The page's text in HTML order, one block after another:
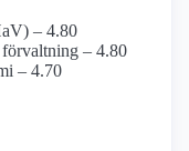
– 4.80
– 4.80
– 4.70